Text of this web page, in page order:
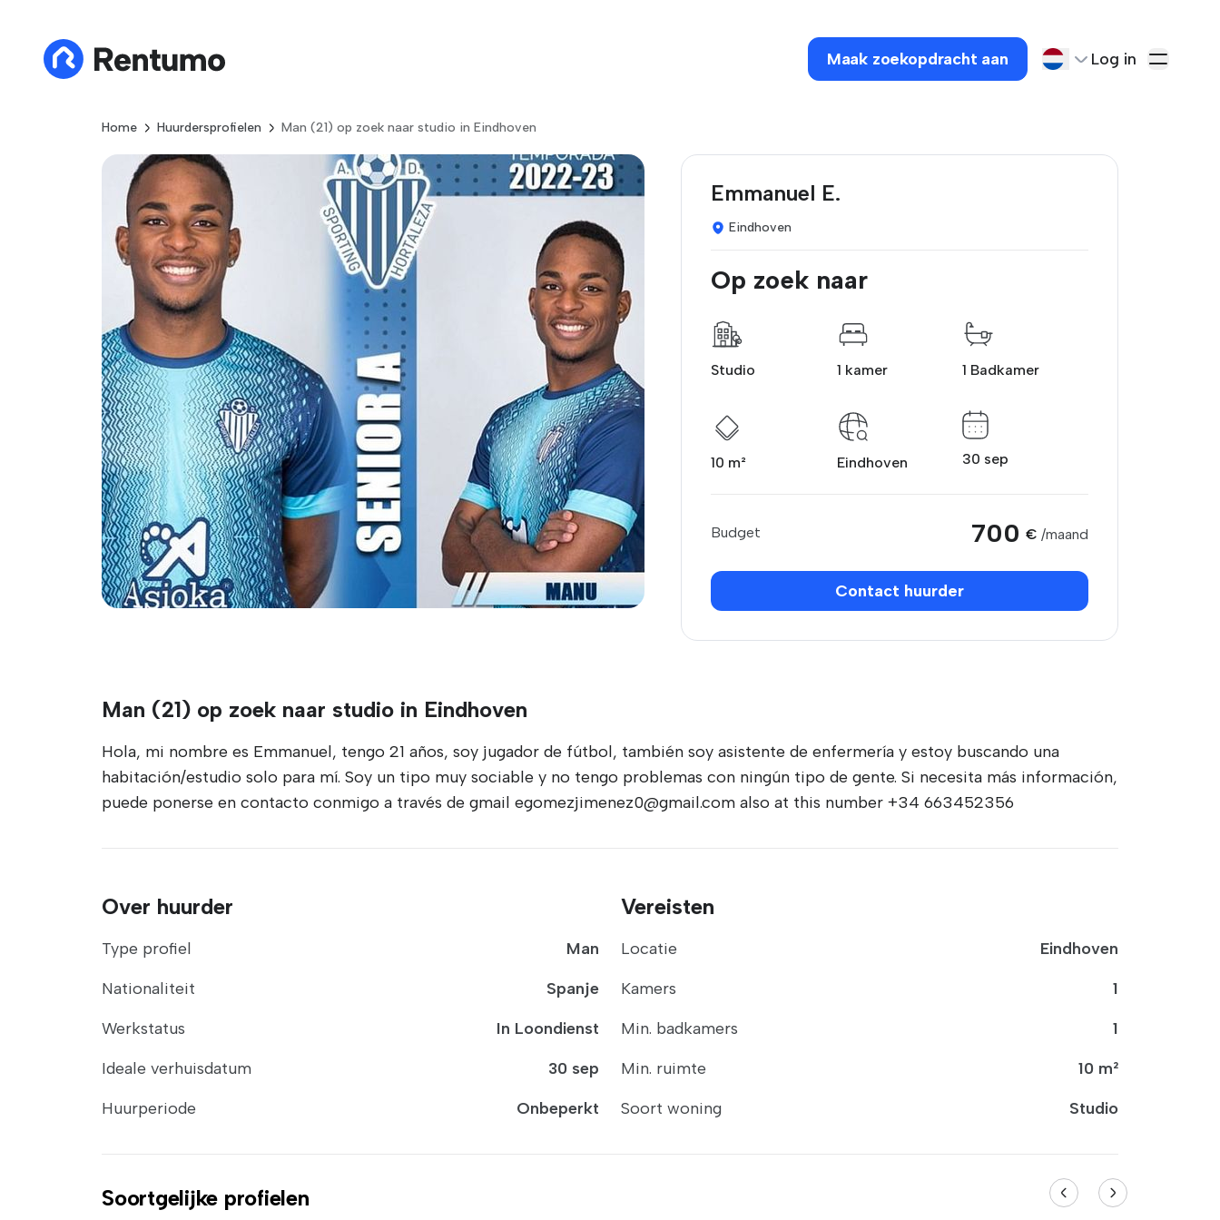
Maak zoekopdracht aan Log in
Home Huurdersprofielen Man (21) op zoek naar studio in Eindhoven
Emmanuel E.
Eindhoven
Op zoek naar
Studio 1 kamer 1 Badkamer
10 m² Eindhoven 30 sep
Budget 700 € /maand
Contact huurder
Man (21) op zoek naar studio in Eindhoven
Hola, mi nombre es Emmanuel, tengo 21 años, soy jugador de fútbol, también soy asistente de enfermería y estoy buscando una
habitación/estudio solo para mí. Soy un tipo muy sociable y no tengo problemas con ningún tipo de gente. Si necesita más información,
puede ponerse en contacto conmigo a través de gmail egomezjimenez0@gmail.com also at this number +34 663452356
Over huurder
Type profiel
Man
Nationaliteit
Spanje
Werkstatus
In Loondienst
Ideale verhuisdatum
30 sep
Huurperiode
Onbeperkt
Vereisten
Locatie
Eindhoven
Kamers
1
Min. badkamers
1
Min. ruimte
10 m²
Soort woning
Studio
Soortgelijke profielen